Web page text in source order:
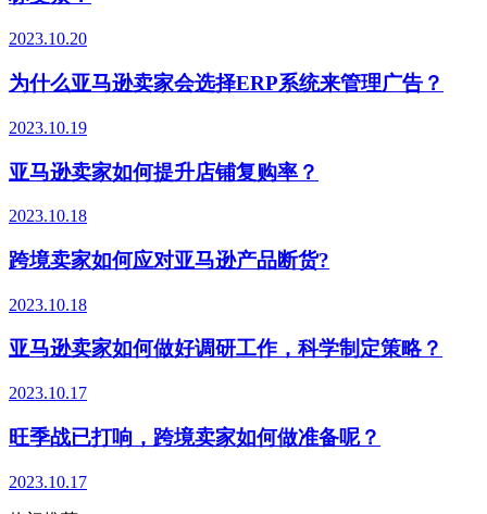
2023.10.20
为什么亚马逊卖家会选择ERP系统来管理广告？
2023.10.19
亚马逊卖家如何提升店铺复购率？
2023.10.18
跨境卖家如何应对亚马逊产品断货?
2023.10.18
亚马逊卖家如何做好调研工作，科学制定策略？
2023.10.17
旺季战已打响，跨境卖家如何做准备呢？
2023.10.17